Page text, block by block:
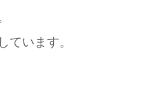
ています。